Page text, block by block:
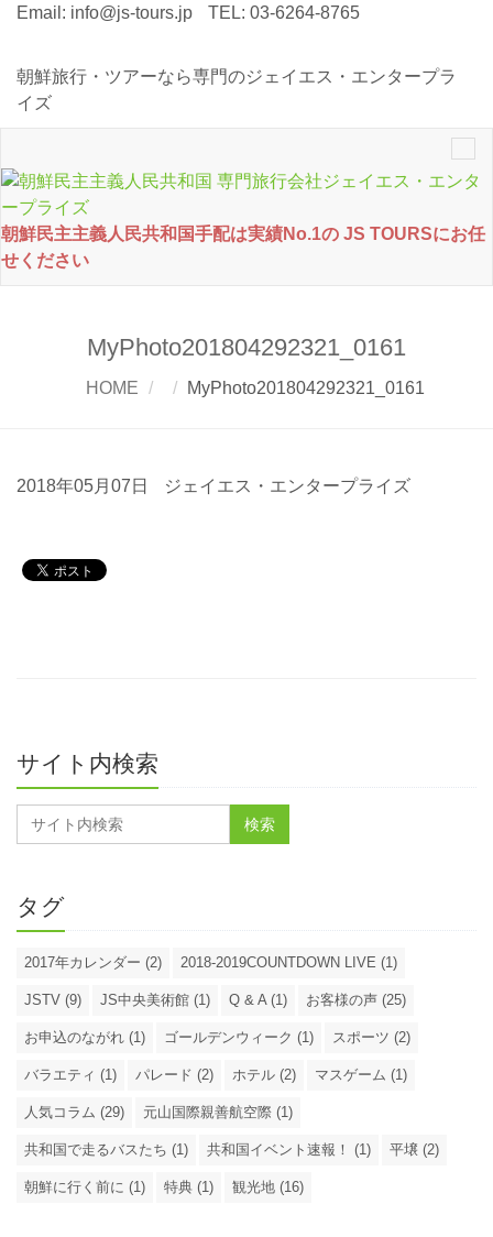
Email: info@js-tours.jp TEL: 03-6264-8765
朝鮮旅行・ツアーなら専門のジェイエス・エンタープラ
イズ
朝鮮民主主義人民共和国手配は実績No.1の JS TOURSにお任
せください
MyPhoto201804292321_0161
HOME MyPhoto201804292321_0161
2018年05月07日 ジェイエス・エンタープライズ
サイト内検索
タグ
2017年カレンダー (2) 2018-2019COUNTDOWN LIVE (1)
JSTV (9) JS中央美術館 (1) Q & A (1) お客様の声 (25)
お申込のながれ (1) ゴールデンウィーク (1) スポーツ (2)
バラエティ (1) パレード (2) ホテル (2) マスゲーム (1)
人気コラム (29) 元山国際親善航空際 (1)
共和国で走るバスたち (1) 共和国イベント速報！ (1) 平壌 (2)
朝鮮に行く前に (1) 特典 (1) 観光地 (16)